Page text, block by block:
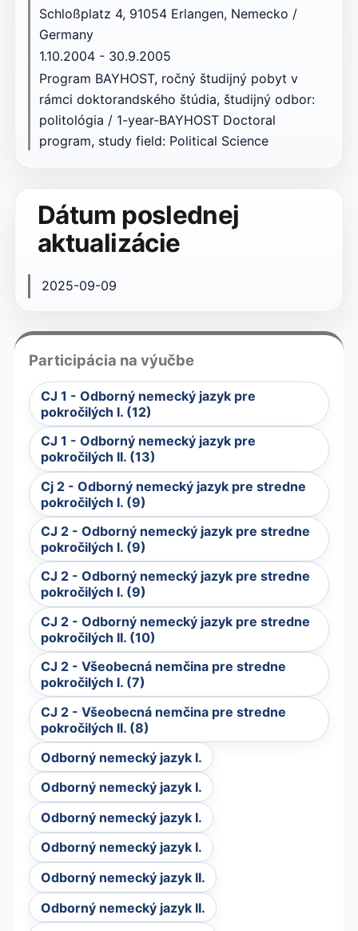
Schloßplatz 4, 91054 Erlangen, Nemecko /
Germany
1.10.2004 - 30.9.2005
Program BAYHOST, ročný študijný pobyt v
rámci doktorandského štúdia, študijný odbor:
politológia / 1-year-BAYHOST Doctoral
program, study field: Political Science
Dátum poslednej
aktualizácie
2025-09-09
Participácia na výučbe
CJ 1 - Odborný nemecký jazyk pre
pokročilých I. (12)
CJ 1 - Odborný nemecký jazyk pre
pokročilých II. (13)
Cj 2 - Odborný nemecký jazyk pre stredne
pokročilých I. (9)
CJ 2 - Odborný nemecký jazyk pre stredne
pokročilých I. (9)
CJ 2 - Odborný nemecký jazyk pre stredne
pokročilých I. (9)
CJ 2 - Odborný nemecký jazyk pre stredne
pokročilých II. (10)
CJ 2 - Všeobecná nemčina pre stredne
pokročilých I. (7)
CJ 2 - Všeobecná nemčina pre stredne
pokročilých II. (8)
Odborný nemecký jazyk I.
Odborný nemecký jazyk I.
Odborný nemecký jazyk I.
Odborný nemecký jazyk I.
Odborný nemecký jazyk II.
Odborný nemecký jazyk II.